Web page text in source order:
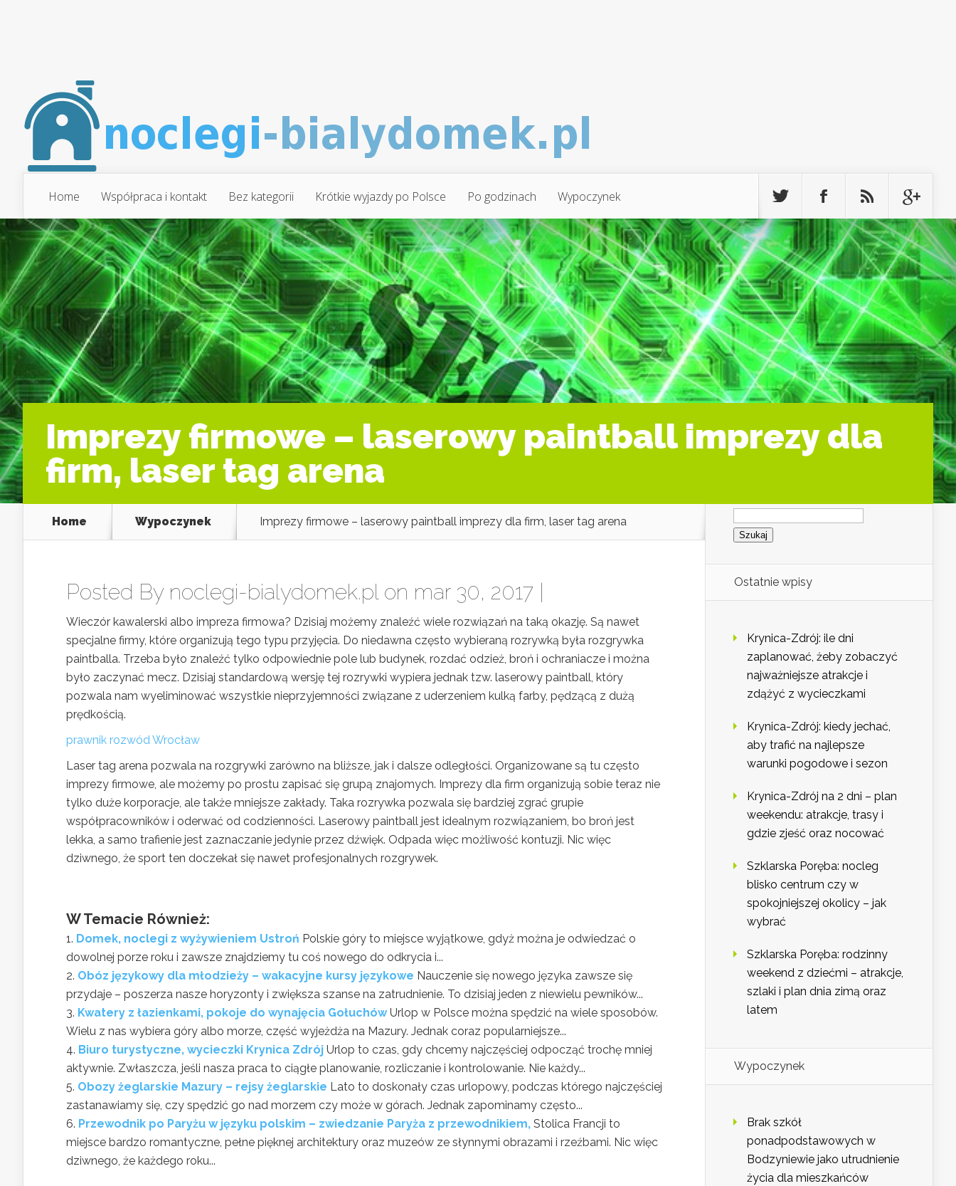
Home Współpraca i kontakt Bez kategorii Krótkie wyjazdy po Polsce Po godzinach Wypoczynek
Imprezy firmowe – laserowy paintball imprezy dla
firm, laser tag arena
Home Wypoczynek Imprezy firmowe – laserowy paintball imprezy dla firm, laser tag arena
Posted By noclegi-bialydomek.plon mar 30, 2017 |
Wieczór kawalerski albo impreza firmowa? Dzisiaj możemy znaleźć wiele rozwiązań na taką okazję. Są nawet
specjalne firmy, które organizują tego typu przyjęcia. Do niedawna często wybieraną rozrywką była rozgrywka
paintballa. Trzeba było znaleźć tylko odpowiednie pole lub budynek, rozdać odzież, broń i ochraniacze i można
było zaczynać mecz. Dzisiaj standardową wersję tej rozrywki wypiera jednak tzw. laserowy paintball, który
pozwala nam wyeliminować wszystkie nieprzyjemności związane z uderzeniem kulką farby, pędzącą z dużą
prędkością.
prawnik rozwód Wrocław
Laser tag arena pozwala na rozgrywki zarówno na bliższe, jak i dalsze odległości. Organizowane są tu często
imprezy firmowe, ale możemy po prostu zapisać się grupą znajomych. Imprezy dla firm organizują sobie teraz nie
tylko duże korporacje, ale także mniejsze zakłady. Taka rozrywka pozwala się bardziej zgrać grupie
współpracowników i oderwać od codzienności. Laserowy paintball jest idealnym rozwiązaniem, bo broń jest
lekka, a samo trafienie jest zaznaczanie jedynie przez dźwięk. Odpada więc możliwość kontuzji. Nic więc
dziwnego, że sport ten doczekał się nawet profesjonalnych rozgrywek.
W Temacie Również:
Domek, noclegi z wyżywieniem Ustroń Polskie góry to miejsce wyjątkowe, gdyż można je odwiedzać o
dowolnej porze roku i zawsze znajdziemy tu coś nowego do odkrycia i...
Obóz językowy dla młodzieży – wakacyjne kursy językowe Nauczenie się nowego języka zawsze się
przydaje – poszerza nasze horyzonty i zwiększa szanse na zatrudnienie. To dzisiaj jeden z niewielu pewników...
Kwatery z łazienkami, pokoje do wynajęcia Gołuchów Urlop w Polsce można spędzić na wiele sposobów.
Wielu z nas wybiera góry albo morze, część wyjeżdża na Mazury. Jednak coraz popularniejsze...
Biuro turystyczne, wycieczki Krynica Zdrój Urlop to czas, gdy chcemy najczęściej odpocząć trochę mniej
aktywnie. Zwłaszcza, jeśli nasza praca to ciągłe planowanie, rozliczanie i kontrolowanie. Nie każdy...
Obozy żeglarskie Mazury – rejsy żeglarskie Lato to doskonały czas urlopowy, podczas którego najczęściej
zastanawiamy się, czy spędzić go nad morzem czy może w górach. Jednak zapominamy często...
Przewodnik po Paryżu w języku polskim – zwiedzanie Paryża z przewodnikiem, Stolica Francji to
miejsce bardzo romantyczne, pełne pięknej architektury oraz muzeów ze słynnymi obrazami i rzeźbami. Nic więc
dziwnego, że każdego roku...
Szukaj:
Ostatnie wpisy
Krynica-Zdrój: ile dni
zaplanować, żeby zobaczyć
najważniejsze atrakcje i
zdążyć z wycieczkami
Krynica-Zdrój: kiedy jechać,
aby trafić na najlepsze
warunki pogodowe i sezon
Krynica-Zdrój na 2 dni – plan
weekendu: atrakcje, trasy i
gdzie zjeść oraz nocować
Szklarska Poręba: nocleg
blisko centrum czy w
spokojniejszej okolicy – jak
wybrać
Szklarska Poręba: rodzinny
weekend z dziećmi – atrakcje,
szlaki i plan dnia zimą oraz
latem
Wypoczynek
Brak szkół
ponadpodstawowych w
Bodzyniewie jako utrudnienie
życia dla mieszkańców